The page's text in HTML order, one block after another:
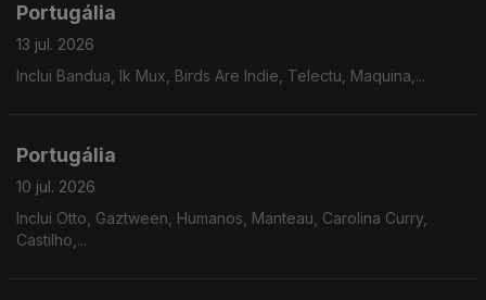
Portugália
13 jul. 2026
Inclui Bandua, Ik Mux, Birds Are Indie, Telectu, Maquina,...
Portugália
10 jul. 2026
Inclui Otto, Gaztween, Humanos, Manteau, Carolina Curry,
Castilho,...